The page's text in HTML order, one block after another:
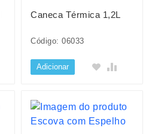
Caneca Térmica 1,2L
Código: 06033
Adicionar